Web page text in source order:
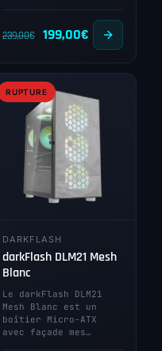
239,00€
Le
initial
était :
239,00€.
199,00€
prix
actuel
est :
199,00€.
RUPTURE
DARKFLASH
darkFlash DLM21 Mesh
Blanc
Le darkFlash DLM21
Mesh Blanc est un
boîtier Micro-ATX
avec façade mes…